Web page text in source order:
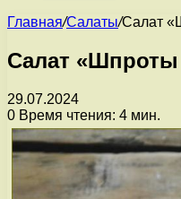
Главная/Салаты/Салат
Салат
29.07.2024
0 Время чтения: 4 мин.